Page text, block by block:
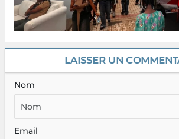
LAISSER UN
Nom
Email